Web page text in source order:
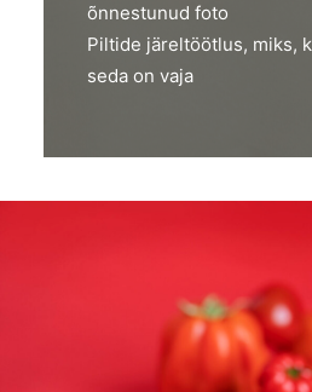
õnnestunud foto
Piltide järeltöötlus, miks,
seda on vaja